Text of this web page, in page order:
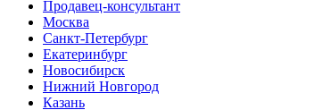
Продавец-консультант
Москва
Санкт-Петербург
Екатеринбург
Новосибирск
Нижний Новгород
Казань